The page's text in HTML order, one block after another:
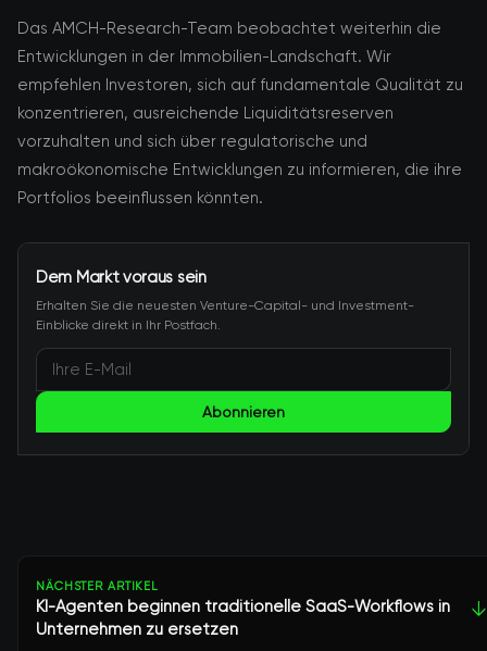
Das AMCH-Research-Team beobachtet weiterhin die
Entwicklungen in der Immobilien-Landschaft. Wir
empfehlen Investoren, sich auf fundamentale Qualität zu
konzentrieren, ausreichende Liquiditätsreserven
vorzuhalten und sich über regulatorische und
makroökonomische Entwicklungen zu informieren, die ihre
Portfolios beeinflussen könnten.
Dem Markt voraus sein
Erhalten Sie die neuesten Venture-Capital- und Investment-
Einblicke direkt in Ihr Postfach.
Abonnieren
NÄCHSTER ARTIKEL
KI-Agenten beginnen traditionelle SaaS-Workflows in
Unternehmen zu ersetzen
↓